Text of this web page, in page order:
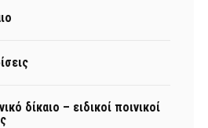
δίκαιο – ειδικοί ποινικοί